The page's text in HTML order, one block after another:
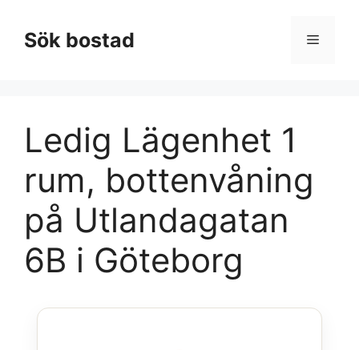
innehållSök bostad Meny
Ledig Lägenhet 1
rum, bottenvåning
på Utlandagatan
6B i Göteborg